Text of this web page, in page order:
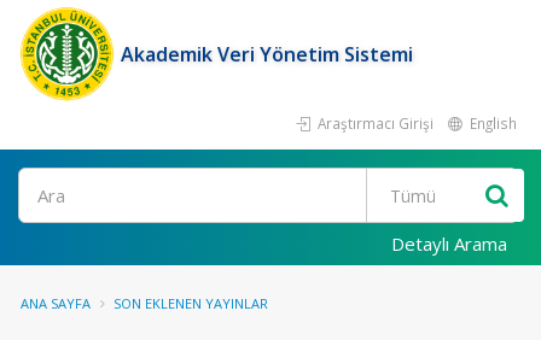
Akademik Veri Yönetim Sistemi
Araştırmacı Girişi English
Ara
Detaylı Arama
ANA SAYFA SON EKLENEN YAYINLAR